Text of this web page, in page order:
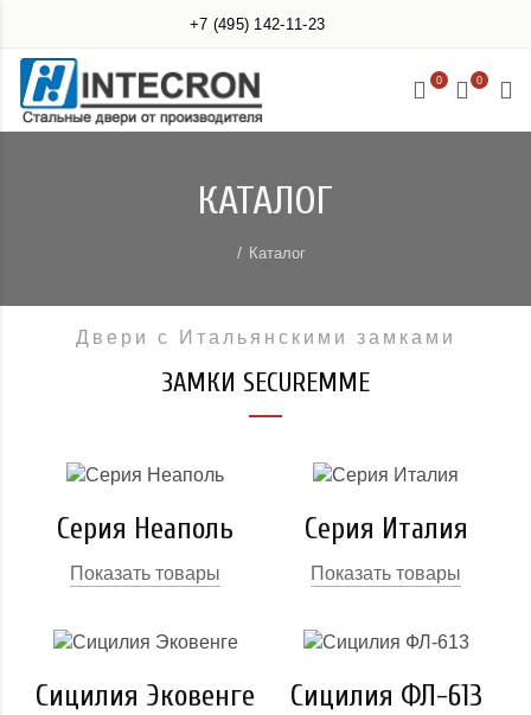
+7 (495) 142-11-23
0 0
КАТАЛОГ
Каталог
Двери с Итальянскими замками
ЗАМКИ SECUREMME
Серия Неаполь
Показать товары
Серия Италия
Показать товары
Сицилия Эковенге Сицилия ФЛ-613